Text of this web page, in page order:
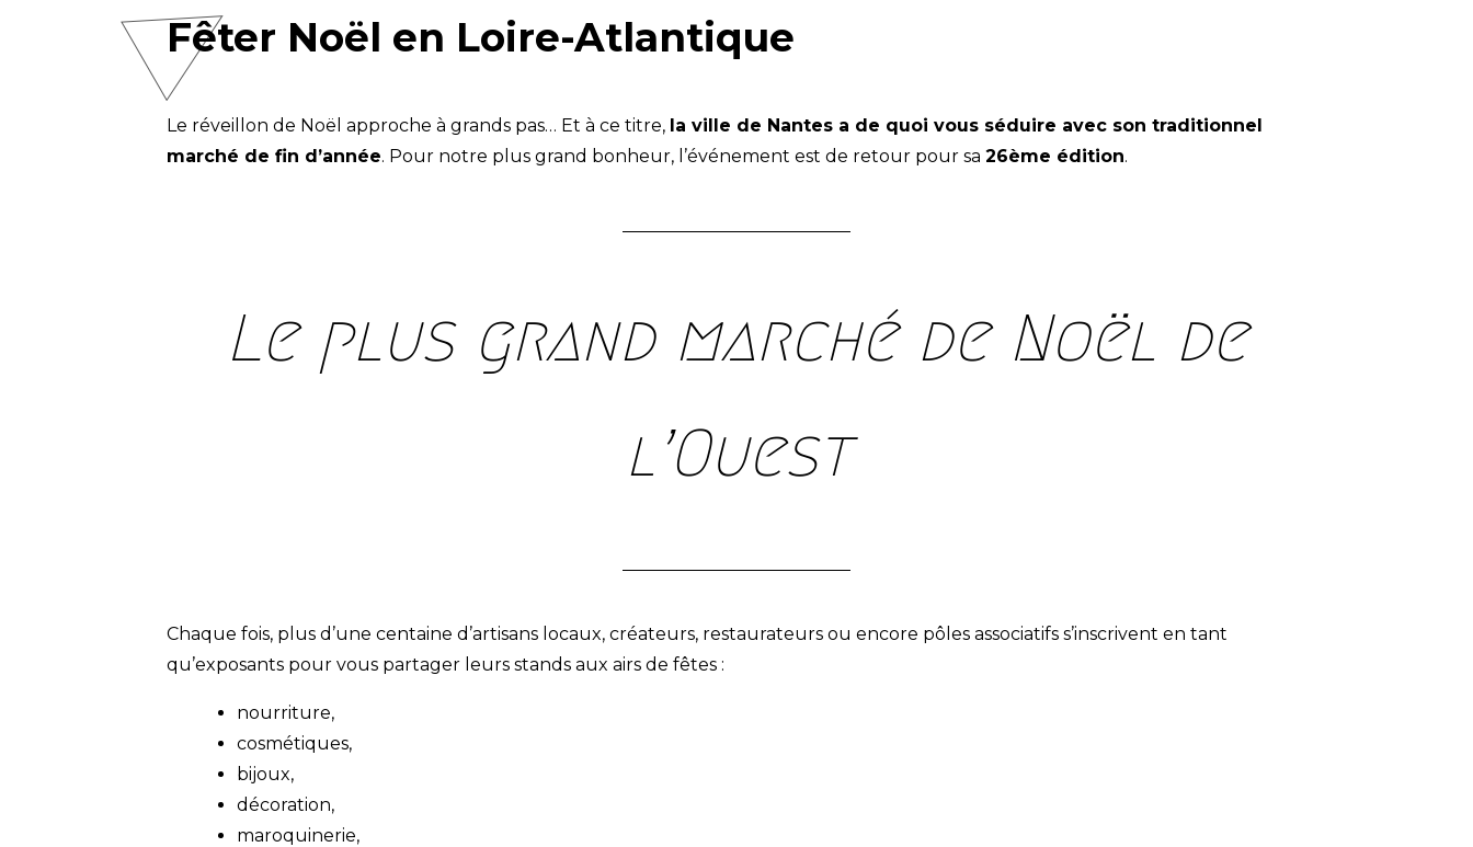
Fêter Noël en Loire-Atlantique
Le réveillon de Noël approche à grands pas… Et à ce titre, la ville de Nantes a de quoi vous séduire avec son traditionnel
marché de fin d’année. Pour notre plus grand bonheur, l’événement est de retour pour sa 26ème édition.
Le plus grand marché de Noël de
l’Ouest
Chaque fois, plus d’une centaine d’artisans locaux, créateurs, restaurateurs ou encore pôles associatifs s’inscrivent en tant
qu’exposants pour vous partager leurs stands aux airs de fêtes :
nourriture,
cosmétiques,
bijoux,
décoration,
maroquinerie,